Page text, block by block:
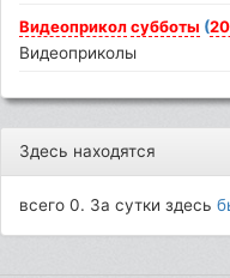
Видеоприкол субботы (
Видеоприколы
Здесь находятся
всего 0. За сутки здесь